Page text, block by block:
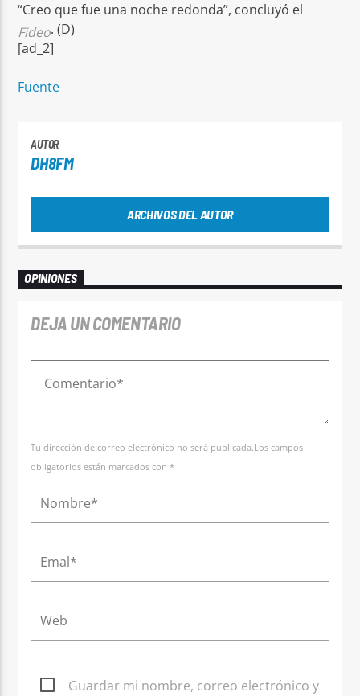
“Creo que fue una noche redonda”, concluyó el
Fideo. (D)
[ad_2]
Fuente
AUTOR
DH8FM
ARCHIVOS DEL AUTOR
OPINIONES
DEJA UN COMENTARIO
Tu dirección de correo electrónico no será publicada.Los campos
obligatorios están marcados con *
Guardar mi nombre, correo electrónico y